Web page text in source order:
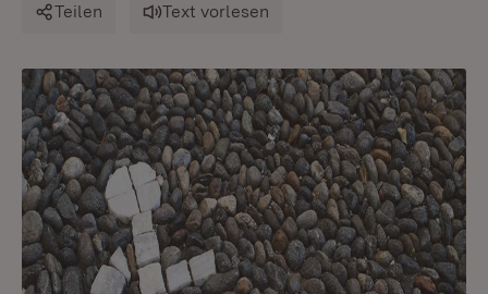
Teilen Text vorlesen